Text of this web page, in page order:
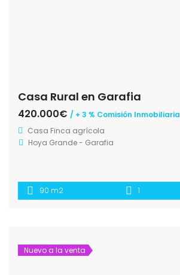
Casa Rural en Garafia
420.000€ / + 3 % Comisión Inmobiliaria
Casa Finca agrícola
Hoya Grande - Garafia
90 m2 1
Nuevo a la venta